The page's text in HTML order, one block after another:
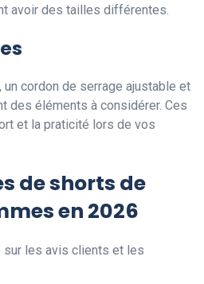
avoir des tailles différentes.
cordon de serrage ajustable et
des éléments à considérer. Ces
et la praticité lors de vos
de shorts de
en 2026
les avis clients et les